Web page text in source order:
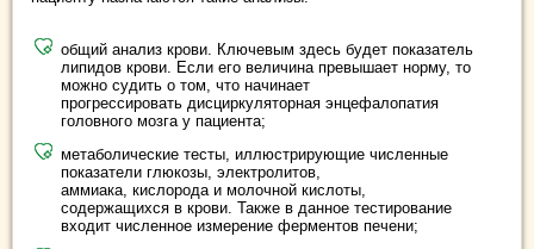
общий анализ крови. Ключевым здесь будет показатель
липидов крови. Если его величина превышает норму, то
можно судить о том, что начинает
прогрессировать дисциркуляторная энцефалопатия
головного мозга у пациента;
метаболические тесты, иллюстрирующие численные
показатели глюкозы, электролитов,
аммиака, кислорода и молочной кислоты,
содержащихся в крови. Также в данное тестирование
входит численное измерение ферментов печени;